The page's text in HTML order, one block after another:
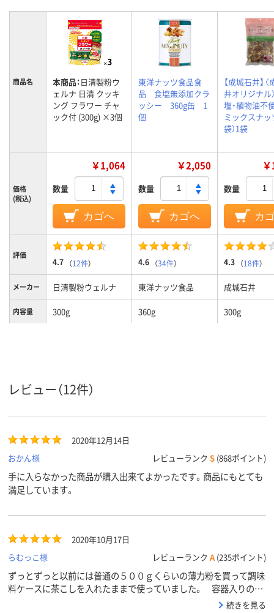
商品名 本商品：日清製粉ウ
ェルナ 日清 クッキ
ング フラワー チャ
ック付 (300g) ×3個
東洋ナッツ食品食
品 食塩無添加クラ
ッシー 360g缶 1
個
【成城石井】
井オリジナル
塩・植物油
ミックスナッ
袋）1袋
価格
(税込)
￥1,064
数量
カゴへ
￥2,050
数量
カゴへ
数量
カ
評価
4.7 （12件） 4.6 （34件） 4.3 （18件）
メーカー 日清製粉ウェルナ 東洋ナッツ食品 成城石井
内容量 300g 360g 300g
レビュー（12件）
2020年12月14日
おかん様
レビューランク S (868ポイント)
手に入らなかった商品が購入出来てよかったです。商品にもとても
満足しています。
2020年10月17日
らむっこ様
レビューランク A (235ポイント)
ずっとずっと以前には普通の５００ｇくらいの薄力粉を買って調味
料ケースに茶こしを入れたままで使っていました。 容器入りのこ
ちらが発売されてから使い始めましたが、普通の薄力粉では多すぎ
続きを見る